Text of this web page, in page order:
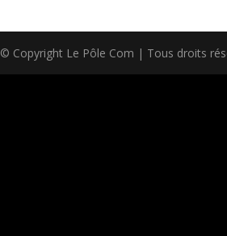
© Copyright Le Pôle Com | Tous droits